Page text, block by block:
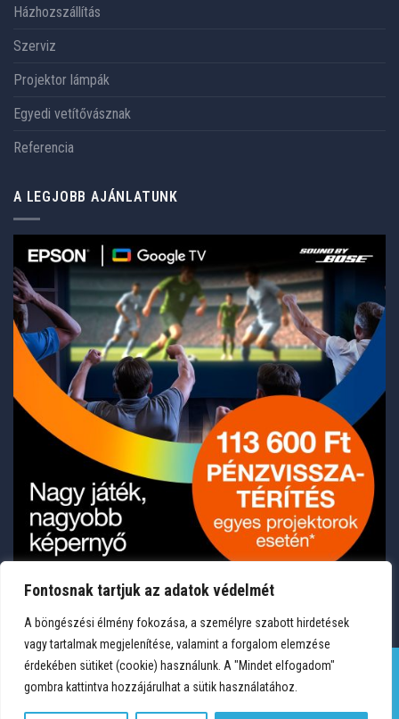
Fontosnak tartjuk az adatok védelmét
A böngészési élmény fokozása, a személyre szabott hirdetések
vagy tartalmak megjelenítése, valamint a forgalom elemzése
érdekében sütiket (cookie) használunk. A "Mindet elfogadom"
gombra kattintva hozzájárulhat a sütik használatához.
Házhozszállítás
Szerviz
Projektor lámpák
Egyedi vetítővásznak
Referencia
A LEGJOBB AJÁNLATUNK